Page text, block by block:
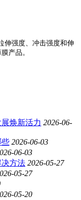
伸强度、冲击强度和伸
产品。
焕新活力 2026-06-
些 2026-06-03
06-03
方法 2026-05-27
05-27
05-20